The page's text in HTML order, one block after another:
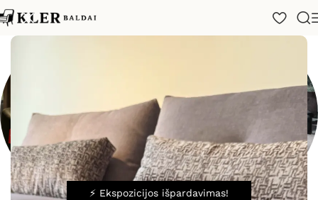
⚡ Ekspozicijos išpardavimas!